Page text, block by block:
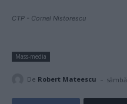
CTP - Cornel Nistorescu
Mass-media
De Robert Mateescu -